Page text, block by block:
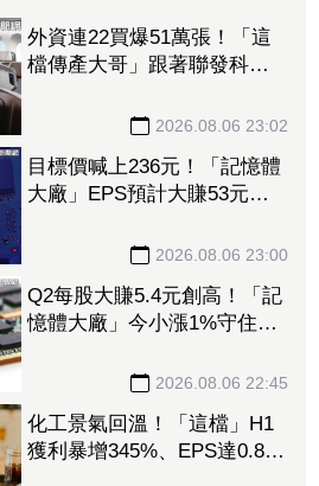
外資連22買爆51萬張！「這
檔傳產大哥」跟著聯發科發
2026.08.06 23:02
目標價喊上236元！「記憶體
大廠」EPS預計大賺53元
2026.08.06 23:00
Q2每股大賺5.4元創高！「記
憶體大廠」今小漲1%守住連
抱回7549萬元 2026.08.06 22:45
化工景氣回溫！「這檔」H1
獲利暴增345%、EPS達0.89